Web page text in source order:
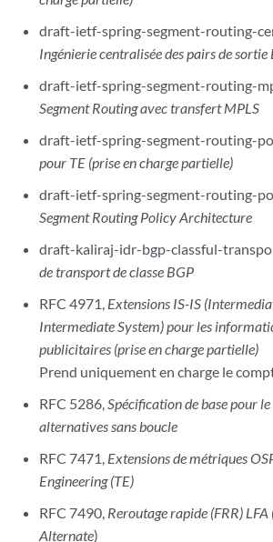
draft-ietf-spring-segment-routing-
Ingénierie centralisée des pairs de sortie
draft-ietf-spring-segment-routing-
Segment Routing avec transfert MPLS
draft-ietf-spring-segment-routing-
pour TE (prise en charge partielle)
draft-ietf-spring-segment-routing-
Segment Routing Policy Architecture
draft-kaliraj-idr-bgp-classful-
de transport de classe BGP
RFC 4971, Extensions IS-IS
Intermediate System) pour les
publicitaires (prise en charge partielle)
Prend uniquement en charge le
RFC 5286,Spécification de base pour
alternatives sans boucle
RFC 7471, Extensions de métriques
Engineering (TE)
RFC 7490, Reroutage rapide (FRR)
Alternate)